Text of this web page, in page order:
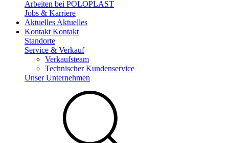
Arbeiten bei POLOPLAST
Jobs & Karriere
Aktuelles Aktuelles
Kontakt Kontakt
Standorte
Service & Verkauf
Verkaufsteam
Technischer Kundenservice
Unser Unternehmen